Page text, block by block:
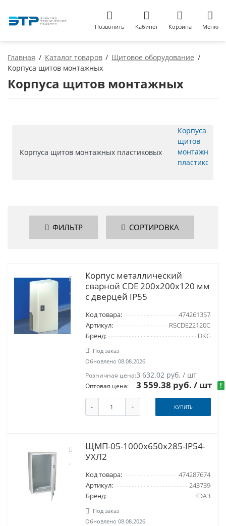
Позвонить Кабинет Корзина Меню
Главная Каталог товаров
Щитовое оборудование
Корпуса щитов монтажных
Корпуса щитов монтажных
Корпуса щитов монтажных пластиковых
ФИЛЬТР СОРТИРОВКА
Корпус металлический
сварной CDE 200х200х120 мм
с дверцей IP55
Код товара:
474261357
Артикул:
R5CDE22120C
Бренд:
DKC
Под заказ
Обновлено 08.08.2026
Розничная цена:3 632.02 руб. / шт
Оптовая цена: 3 559.38 руб./ шт !
- + КУПИТЬ
ЩМП-05-1000х650х285-IP54-
УХЛ2
Код товара:
474287674
Артикул:
243739
Бренд:
КЭАЗ
Под заказ
Обновлено 08.08.2026